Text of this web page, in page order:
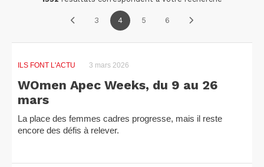
3 4 5 6
ILS FONT L'ACTU 3 mars 2026
WOmen Apec Weeks, du 9 au 26
mars
La place des femmes cadres progresse, mais il reste
encore des défis à relever.